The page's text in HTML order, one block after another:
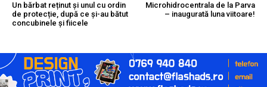
Un bărbat reținut și unul cu ordin
de protecție, după ce și-au bătut
concubinele și fiicele
Microhidrocentrala de la Parva
– inaugurată luna viitoare!